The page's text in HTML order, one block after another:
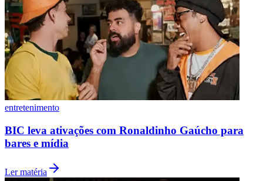
entretenimento
BIC leva ativações com Ronaldinho Gaúcho para
bares e mídia
Ler matéria